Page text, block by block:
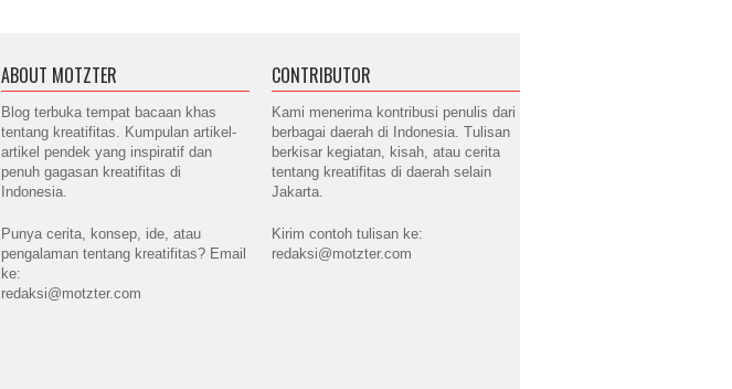
ABOUT MOTZTER
Blog terbuka tempat bacaan khas
tentang kreatifitas. Kumpulan artikel-
artikel pendek yang inspiratif dan
penuh gagasan kreatifitas di
Indonesia.
Punya cerita, konsep, ide, atau
pengalaman tentang kreatifitas? Email
ke:
redaksi@motzter.com
CONTRIBUTOR
Kami menerima kontribusi penulis dari
berbagai daerah di Indonesia. Tulisan
berkisar kegiatan, kisah, atau cerita
tentang kreatifitas di daerah selain
Jakarta.
Kirim contoh tulisan ke:
redaksi@motzter.com